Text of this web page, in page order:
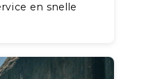
en snelle